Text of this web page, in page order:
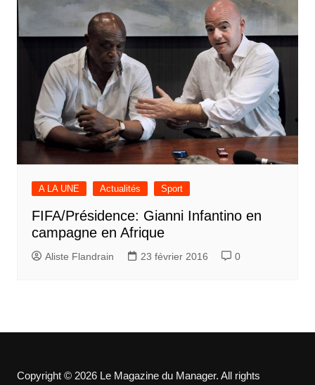
A LA UNE Actualités Sport
FIFA/Présidence: Gianni Infantino en
campagne en Afrique
Aliste Flandrain 23 février 2016 0
Copyright © 2026 Le Magazine du Manager. All rights